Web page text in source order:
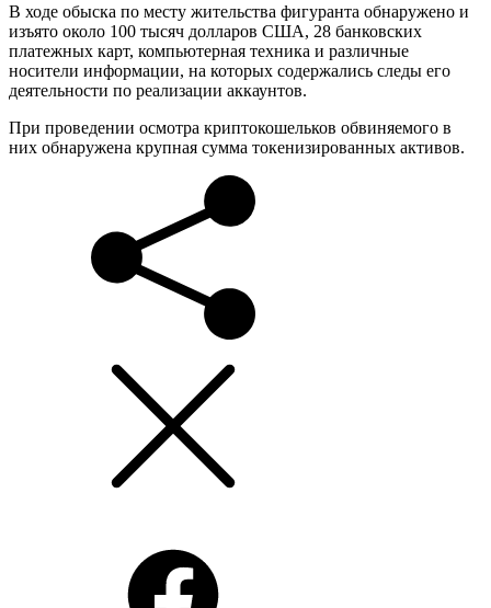
В ходе обыска по месту жительства фигуранта обнаружено и
изъято около 100 тысяч долларов США, 28 банковских
платежных карт, компьютерная техника и различные
носители информации, на которых содержались следы его
деятельности по реализации аккаунтов.
При проведении осмотра криптокошельков обвиняемого в
них обнаружена крупная сумма токенизированных активов.